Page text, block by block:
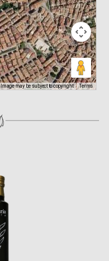
Image may be subject to copyright Terms